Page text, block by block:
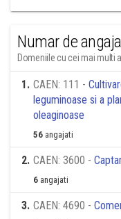
Numar de
Domeniile cu cei mai multi
1. CAEN: 111 -
leguminoase si a
oleaginoase
56 angajati
2. CAEN: 3600 -
6 angajati
3. CAEN: 4690 -